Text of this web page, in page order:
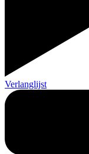
Verlanglijst